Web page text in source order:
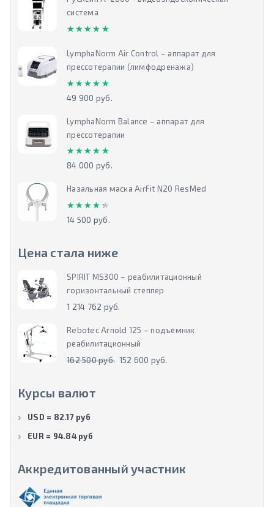
система
★★★★★
★★★★★
LymphaNorm Air Control – аппарат для
прессотерапии (лимфодренажа)
★★★★★
★★★★★
49 900 руб.
LymphaNorm Balance – аппарат для
прессотерапии
★★★★★
★★★★★
84 000 руб.
Назальная маска AirFit N20 ResMed
★★★★★
★★★★★
14 500 руб.
Цена стала ниже
SPIRIT MS300 – реабилитационный
горизонтальный степпер
1 214 762 руб.
Rebotec Arnold 125 – подъемник
реабилитационный
162 500 руб. 152 600 руб.
Курсы валют
USD = 82.17 руб
EUR = 94.84 руб
Аккредитованный участник